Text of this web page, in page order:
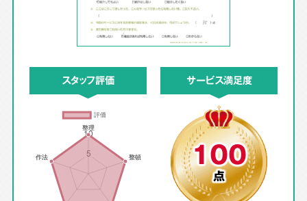
スタッフ評価 サービス満足度
100
点